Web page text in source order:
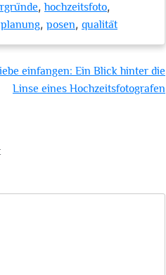
,hochzeitsfoto,
planung, posen, qualität
einfangen: Ein Blick hinter die
Linse eines Hochzeitsfotografen